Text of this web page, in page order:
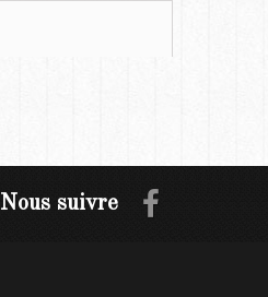
Nous suivre